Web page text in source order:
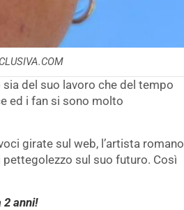
sia del suo lavoro che del tempo
ed i fan si sono molto
girate sul web, l’artista romano
sul suo futuro. Così
2 anni!